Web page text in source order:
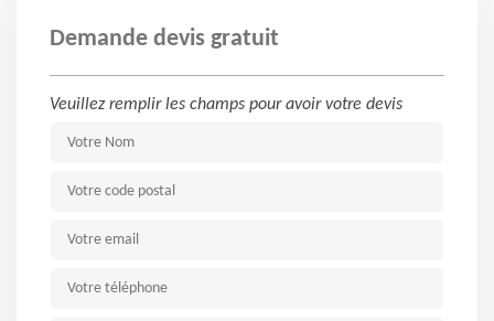
Demande devis gratuit
Veuillez remplir les champs pour avoir votre devis